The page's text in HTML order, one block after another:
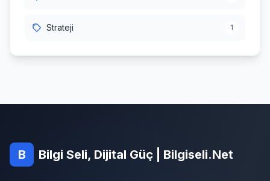
Strateji 1
B Bilgi Seli, Dijital Güç | Bilgiseli.Net